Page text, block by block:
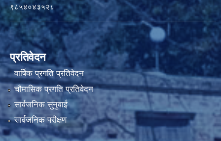
९८५४०४३५२८
प्रतिवेदन
वार्षिक प्रगति प्रतिवेदन
चौमासिक प्रगति प्रतिवेदन
सार्वजनिक सुनुवाई
सार्वजनिक परीक्षण